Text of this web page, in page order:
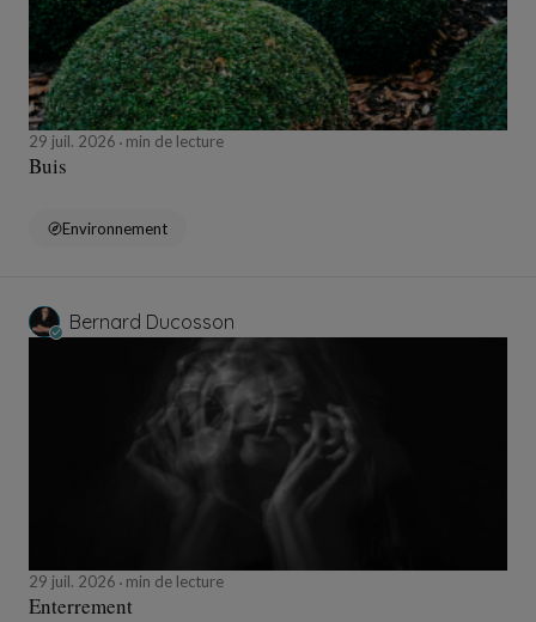
29 juil. 2026 min de lecture
Buis
Environnement
Bernard Ducosson
29 juil. 2026 min de lecture
Enterrement